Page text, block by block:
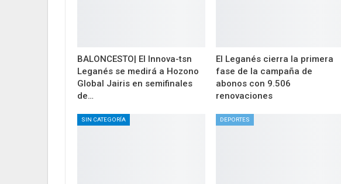
BALONCESTO| El Innova-tsn
Leganés se medirá a Hozono
Global Jairis en semifinales
de…
El Leganés cierra la primera
fase de la campaña de
abonos con 9.506
renovaciones
SIN CATEGORÍA DEPORTES